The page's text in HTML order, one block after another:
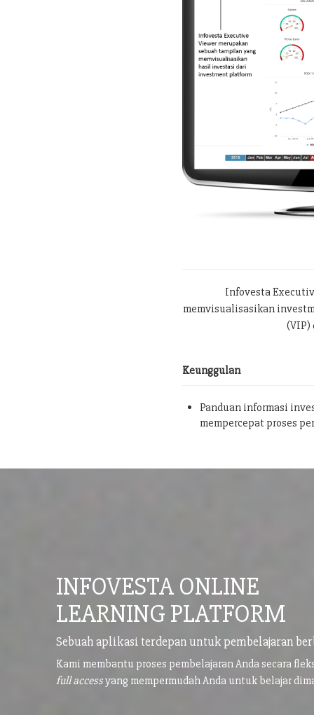
Infovesta
memvisualisasikan
(VIP)
Keunggulan
Panduan informasi
mempercepat proses
INFOVESTA ONLINE
LEARNING PLATFORM
Sebuah aplikasi terdepan untuk pembelajaran
Kami membantu proses pembelajaran Anda secara
full accessyang mempermudah Anda untuk belajar